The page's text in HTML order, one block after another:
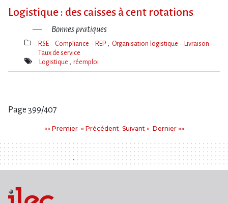
Logistique : des caisses à cent rotations
Bonnes pratiques
Thèmes(s)
RSE – Compliance – REP
Organisation logistique – Livraison –
Taux de service
Mot(s)-
Logistique réemploi
Page 399/407
«« PremierPremier
« PrécédentPrécédent
Suivant
Suivant » Dernier
Dernier »»